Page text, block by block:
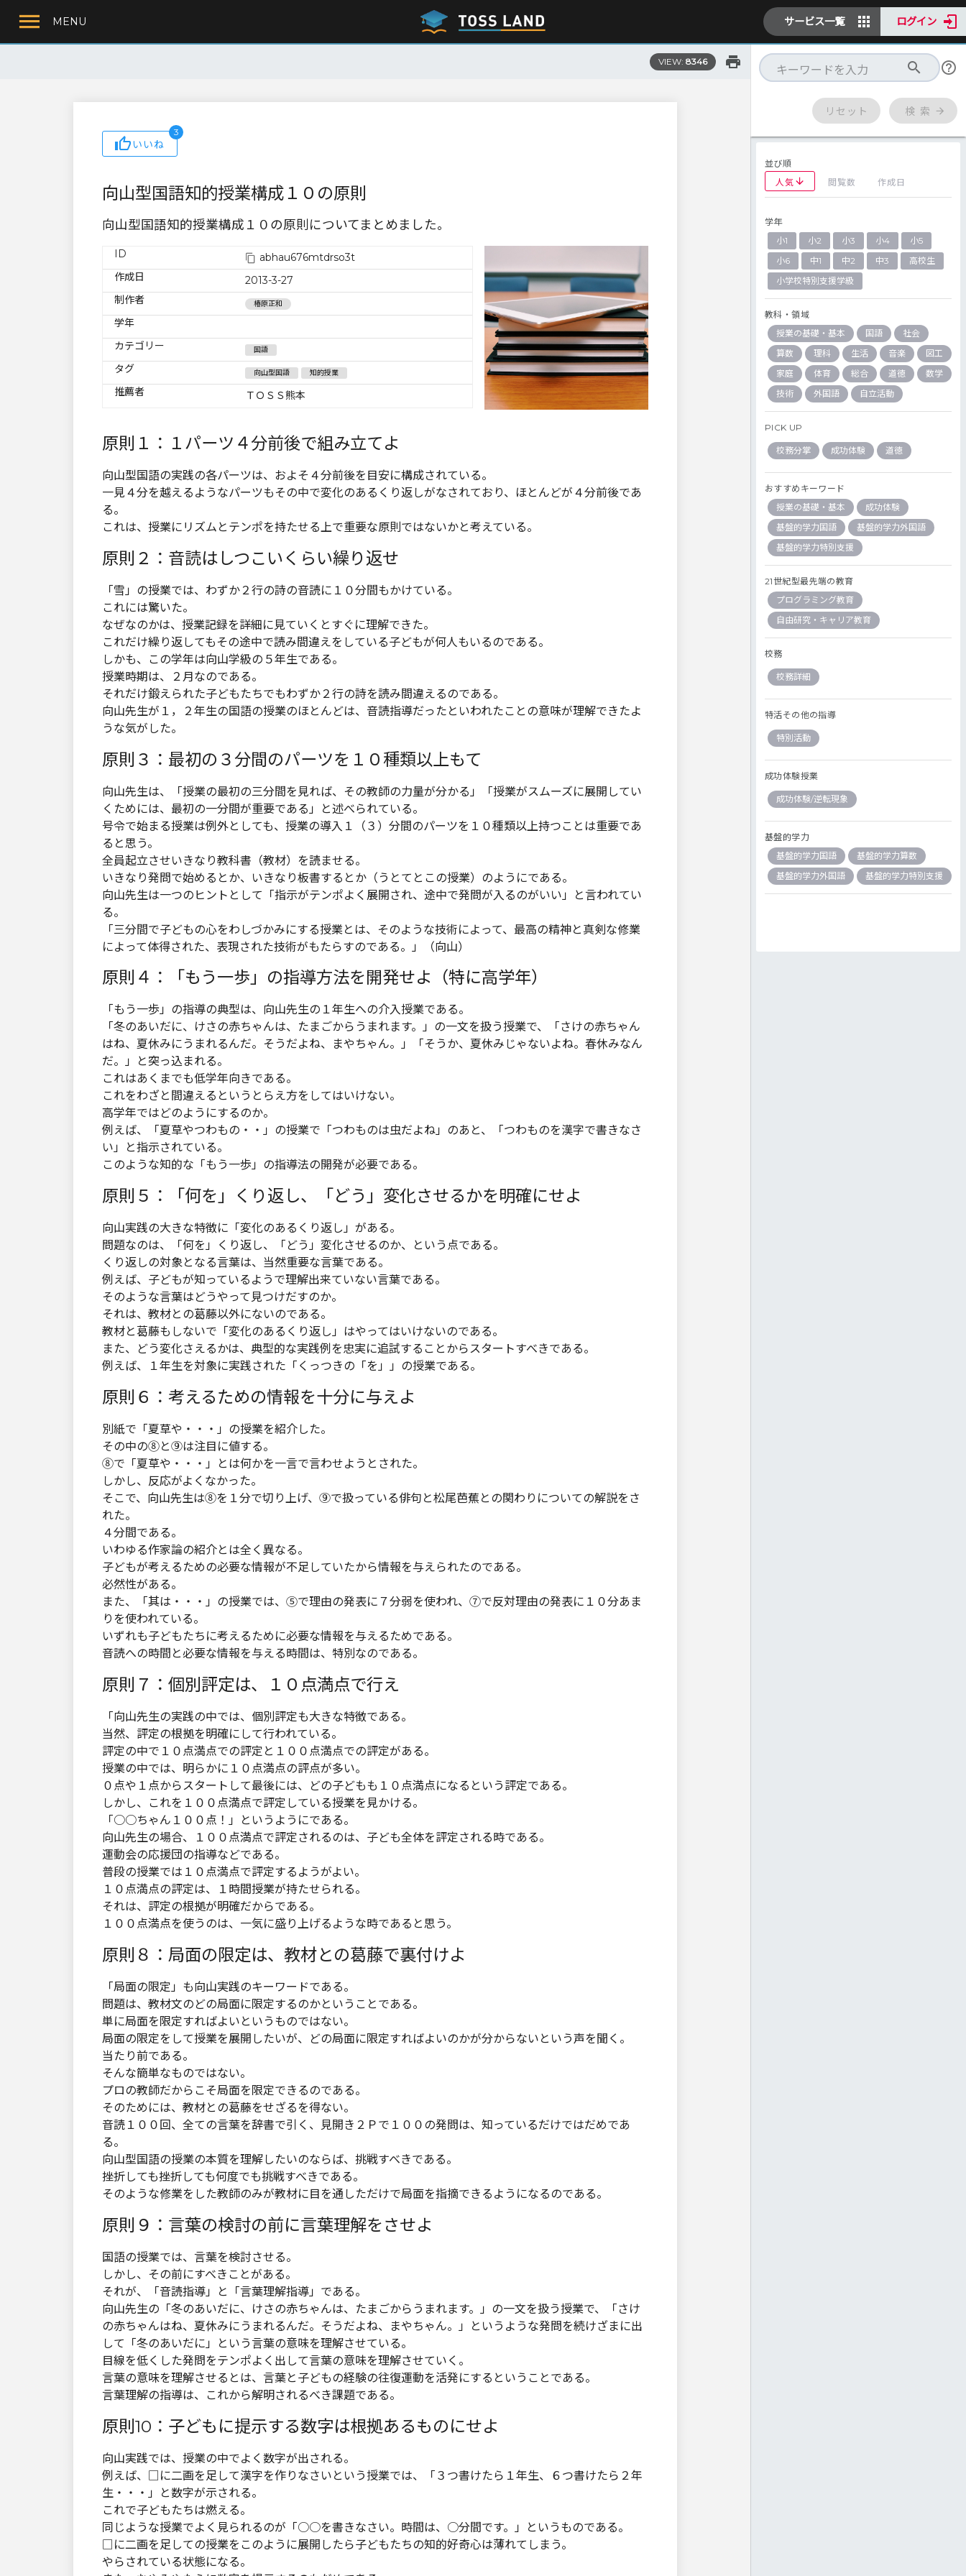
MENU サービス一覧 ログイン
VIEW: 8346
いいね
3
向山型国語知的授業構成１０の原則
向山型国語知的授業構成１０の原則についてまとめました。
ID
abhau676mtdrso3t
作成日
2013-3-27
制作者
椿原正和
学年
カテゴリー
国語
タグ 向山型国語 知的授業
推薦者 ＴＯＳＳ熊本
原則１：１パーツ４分前後で組み立てよ
向山型国語の実践の各パーツは、およそ４分前後を目安に構成されている。
一見４分を越えるようなパーツもその中で変化のあるくり返しがなされており、ほとんどが４分前後であ
る。
これは、授業にリズムとテンポを持たせる上で重要な原則ではないかと考えている。
原則２：音読はしつこいくらい繰り返せ
「雪」の授業では、わずか２行の詩の音読に１０分間もかけている。
これには驚いた。
なぜなのかは、授業記録を詳細に見ていくとすぐに理解できた。
これだけ繰り返してもその途中で読み間違えをしている子どもが何人もいるのである。
しかも、この学年は向山学級の５年生である。
授業時期は、２月なのである。
それだけ鍛えられた子どもたちでもわずか２行の詩を読み間違えるのである。
向山先生が１，２年生の国語の授業のほとんどは、音読指導だったといわれたことの意味が理解できたよ
うな気がした。
原則３：最初の３分間のパーツを１０種類以上もて
向山先生は、「授業の最初の三分間を見れば、その教師の力量が分かる」「授業がスムーズに展開してい
くためには、最初の一分間が重要である」と述べられている。
号令で始まる授業は例外としても、授業の導入１（３）分間のパーツを１０種類以上持つことは重要であ
ると思う。
全員起立させいきなり教科書（教材）を読ませる。
いきなり発問で始めるとか、いきなり板書するとか（うとてとこの授業）のようにである。
向山先生は一つのヒントとして「指示がテンポよく展開され、途中で発問が入るのがいい」と言われてい
る。
「三分間で子どもの心をわしづかみにする授業とは、そのような技術によって、最高の精神と真剣な修業
によって体得された、表現された技術がもたらすのである。」（向山）
原則４：「もう一歩」の指導方法を開発せよ（特に高学年）
「もう一歩」の指導の典型は、向山先生の１年生への介入授業である。
「冬のあいだに、けさの赤ちゃんは、たまごからうまれます。」の一文を扱う授業で、「さけの赤ちゃん
はね、夏休みにうまれるんだ。そうだよね、まやちゃん。」「そうか、夏休みじゃないよね。春休みなん
だ。」と突っ込まれる。
これはあくまでも低学年向きである。
これをわざと間違えるというとらえ方をしてはいけない。
高学年ではどのようにするのか。
例えば、「夏草やつわもの・・」の授業で「つわものは虫だよね」のあと、「つわものを漢字で書きなさ
い」と指示されている。
このような知的な「もう一歩」の指導法の開発が必要である。
原則５：「何を」くり返し、「どう」変化させるかを明確にせよ
向山実践の大きな特徴に「変化のあるくり返し」がある。
問題なのは、「何を」くり返し、「どう」変化させるのか、という点である。
くり返しの対象となる言葉は、当然重要な言葉である。
例えば、子どもが知っているようで理解出来ていない言葉である。
そのような言葉はどうやって見つけだすのか。
それは、教材との葛藤以外にないのである。
教材と葛藤もしないで「変化のあるくり返し」はやってはいけないのである。
また、どう変化さえるかは、典型的な実践例を忠実に追試することからスタートすべきである。
例えば、１年生を対象に実践された「くっつきの「を」」の授業である。
原則６：考えるための情報を十分に与えよ
別紙で「夏草や・・・」の授業を紹介した。
その中の⑧と⑨は注目に値する。
⑧で「夏草や・・・」とは何かを一言で言わせようとされた。
しかし、反応がよくなかった。
そこで、向山先生は⑧を１分で切り上げ、⑨で扱っている俳句と松尾芭蕉との関わりについての解説をさ
れた。
４分間である。
いわゆる作家論の紹介とは全く異なる。
子どもが考えるための必要な情報が不足していたから情報を与えられたのである。
必然性がある。
また、「其は・・・」の授業では、⑤で理由の発表に７分弱を使われ、⑦で反対理由の発表に１０分あま
りを使われている。
いずれも子どもたちに考えるために必要な情報を与えるためである。
音読への時間と必要な情報を与える時間は、特別なのである。
原則７：個別評定は、１０点満点で行え
「向山先生の実践の中では、個別評定も大きな特徴である。
当然、評定の根拠を明確にして行われている。
評定の中で１０点満点での評定と１００点満点での評定がある。
授業の中では、明らかに１０点満点の評点が多い。
０点や１点からスタートして最後には、どの子どもも１０点満点になるという評定である。
しかし、これを１００点満点で評定している授業を見かける。
「○○ちゃん１００点！」というようにである。
向山先生の場合、１００点満点で評定されるのは、子ども全体を評定される時である。
運動会の応援団の指導などである。
普段の授業では１０点満点で評定するようがよい。
１０点満点の評定は、１時間授業が持たせられる。
それは、評定の根拠が明確だからである。
１００点満点を使うのは、一気に盛り上げるような時であると思う。
原則８：局面の限定は、教材との葛藤で裏付けよ
「局面の限定」も向山実践のキーワードである。
問題は、教材文のどの局面に限定するのかということである。
単に局面を限定すればよいというものではない。
局面の限定をして授業を展開したいが、どの局面に限定すればよいのかが分からないという声を聞く。
当たり前である。
そんな簡単なものではない。
プロの教師だからこそ局面を限定できるのである。
そのためには、教材との葛藤をせざるを得ない。
音読１００回、全ての言葉を辞書で引く、見開き２Ｐで１００の発問は、知っているだけではだめであ
る。
向山型国語の授業の本質を理解したいのならば、挑戦すべきである。
挫折しても挫折しても何度でも挑戦すべきである。
そのような修業をした教師のみが教材に目を通しただけで局面を指摘できるようになるのである。
原則９：言葉の検討の前に言葉理解をさせよ
国語の授業では、言葉を検討させる。
しかし、その前にすべきことがある。
それが、「音読指導」と「言葉理解指導」である。
向山先生の「冬のあいだに、けさの赤ちゃんは、たまごからうまれます。」の一文を扱う授業で、「さけ
の赤ちゃんはね、夏休みにうまれるんだ。そうだよね、まやちゃん。」というような発問を続けざまに出
して「冬のあいだに」という言葉の意味を理解させている。
目線を低くした発問をテンポよく出して言葉の意味を理解させていく。
言葉の意味を理解させるとは、言葉と子どもの経験の往復運動を活発にするということである。
言葉理解の指導は、これから解明されるべき課題である。
原則10：子どもに提示する数字は根拠あるものにせよ
向山実践では、授業の中でよく数字が出される。
例えば、□に二画を足して漢字を作りなさいという授業では、「３つ書けたら１年生、６つ書けたら２年
生・・・」と数字が示される。
これで子どもたちは燃える。
同じような授業でよく見られるのが「○○を書きなさい。時間は、○分間です。」というものである。
□に二画を足しての授業をこのように展開したら子どもたちの知的好奇心は薄れてしまう。
やらされている状態になる。
リセット 検 索
並び順
人気
閲覧数 作成日
学年
小1
小2 小3 小4
小5
小6
中1 中2 中3
高校生
小学校特別支援学級
教科・領域
授業の基礎・基本
国語
社会
算数
理科 生活 音楽
図工
家庭
体育 総合 道徳
数学
技術
外国語 自立活動
PICK UP
校務分掌 成功体験 道徳
おすすめキーワード
授業の基礎・基本
成功体験
基盤的学力国語
基盤的学力外国語
基盤的学力特別支援
21世紀型最先端の教育
プログラミング教育
自由研究・キャリア教育
校務
校務詳細
特活その他の指導
特別活動
成功体験授業
成功体験/逆転現象
基盤的学力
基盤的学力国語
基盤的学力算数
基盤的学力外国語
基盤的学力特別支援